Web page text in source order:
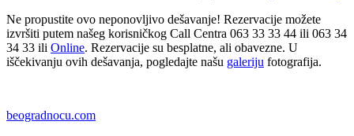
Ne propustite ovo neponovljivo dešavanje! Rezervacije možete
izvršiti putem našeg korisničkog Call Centra 063 33 33 44 ili 063 34
34 33 ili Online. Rezervacije su besplatne, ali obavezne. U
iščekivanju ovih dešavanja, pogledajte našu galeriju fotografija.
beogradnocu.com